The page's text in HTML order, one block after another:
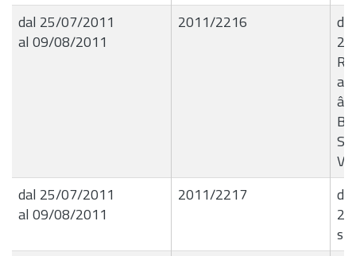
dal 25/07/2011
al 09/08/2011
2011/2216
dal 25/07/2011
al 09/08/2011
2011/2217